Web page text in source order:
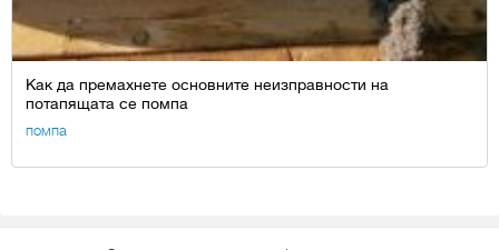
Как да премахнете основните неизправности на
потапящата се помпа
помпа